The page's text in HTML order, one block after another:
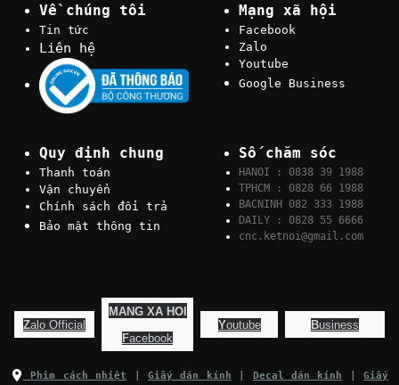
Về chúng tôi
Tin tức
Liên hệ
Mạng xã hội
Facebook
Zalo
Youtube
Google Business
Quy định chung
Thanh toán
Vận chuyển
Chính sách đổi trả
Bảo mật thông tin
Số chăm sóc
HANOI : 0838 39 1988
TPHCM : 0828 66 1988
BACNINH 082 333 1988
DAILY : 0828 55 6666
cnc.ketnoi@gmail.com
Zalo Official
MANG XA HOI
Facebook
Youtube Business
Phim cách nhiệt Giấy dán kính Decal dán kính |Giấy